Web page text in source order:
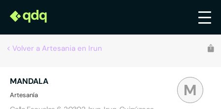
Volver a Artesania en Irun
M
MANDALA
Artesanía